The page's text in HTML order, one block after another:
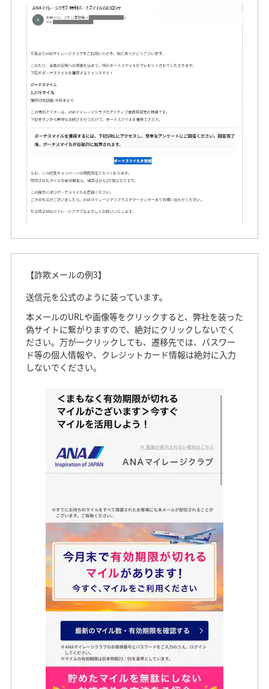
【詐欺メールの例3】
送信元を公式のように装っています。
本メールのURLや画像等をクリックすると、弊社を装った
偽サイトに繋がりますので、絶対にクリックしないでく
ださい。万が一クリックしても、遷移先では、パスワー
ド等の個人情報や、クレジットカード情報は絶対に入力
しないでください。